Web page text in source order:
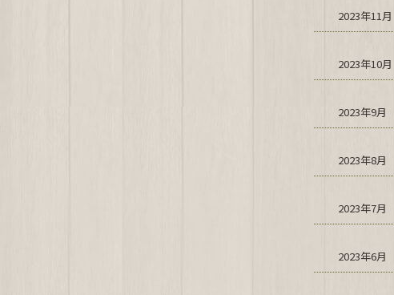
2023年11月
2023年10月
2023年9月
2023年8月
2023年7月
2023年6月